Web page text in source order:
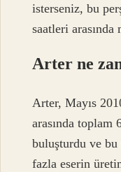
isterseniz, bu
saatleri arasında
Arter ne
Arter, Mayıs
arasında toplam
buluşturdu ve bu
fazla eserin